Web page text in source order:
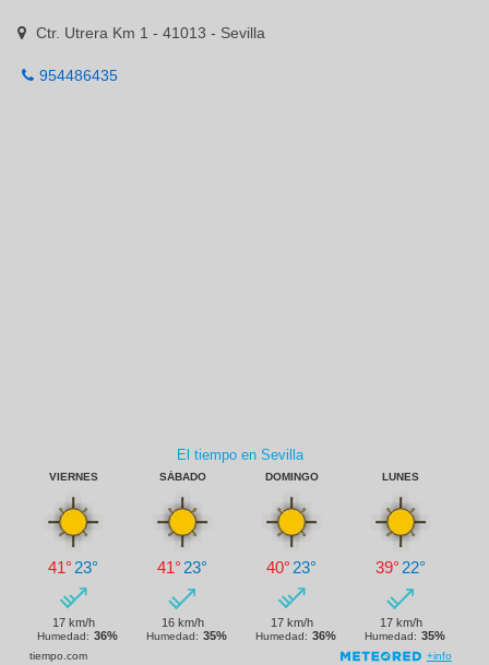
Ctr. Utrera Km 1 - 41013 - Sevilla
954486435